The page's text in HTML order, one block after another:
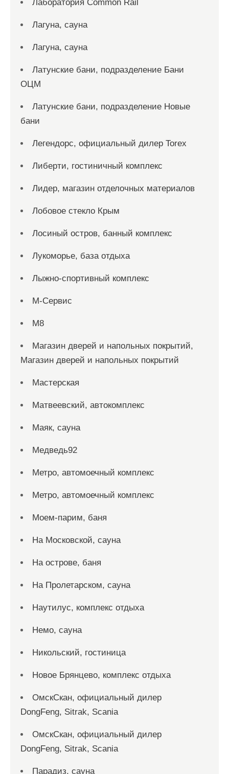
Лаборатория Common Rail
Лагуна, сауна
Лагуна, сауна
Латунские бани, подразделение Бани
ОЦМ
Латунские бани, подразделение Новые
бани
Легендорс, официальный дилер Torex
Либерти, гостиничный комплекс
Лидер, магазин отделочных материалов
Лобовое стекло Крым
Лосиный остров, банный комплекс
Лукоморье, база отдыха
Лыжно-спортивный комплекс
М-Сервис
М8
Магазин дверей и напольных покрытий,
Магазин дверей и напольных покрытий
Мастерская
Матвеевский, автокомплекс
Маяк, сауна
Медведь92
Метро, автомоечный комплекс
Метро, автомоечный комплекс
Моем-парим, баня
На Московской, сауна
На острове, баня
На Пролетарском, сауна
Наутилус, комплекс отдыха
Немо, сауна
Никольский, гостиница
Новое Брянцево, комплекс отдыха
ОмскСкан, официальный дилер
DongFeng, Sitrak, Scania
ОмскСкан, официальный дилер
DongFeng, Sitrak, Scania
Парадиз, сауна